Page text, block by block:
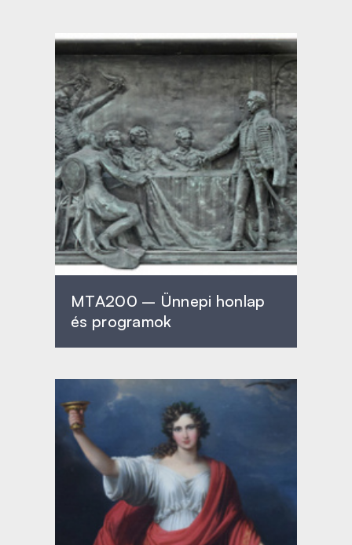
MTA200 – Ünnepi honlap
és programok